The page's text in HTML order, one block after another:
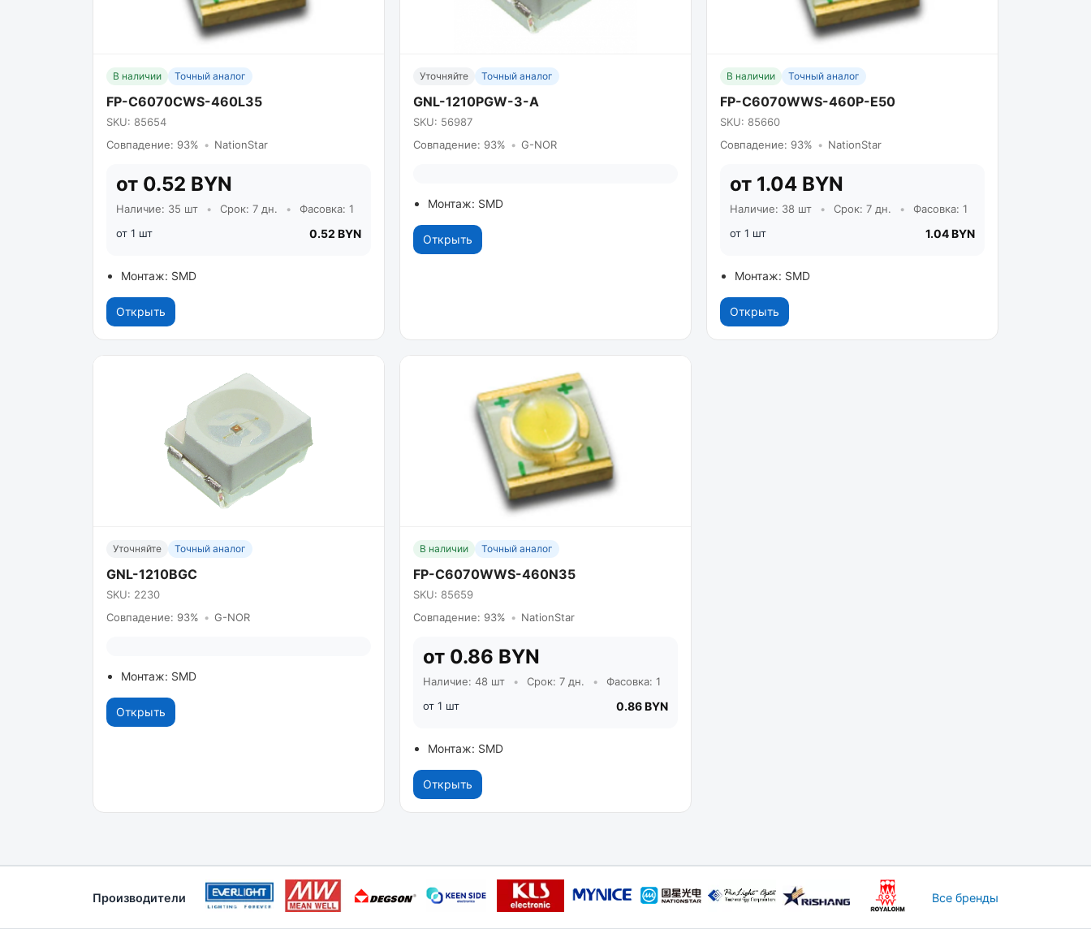
В наличии Точный аналог
FP-C6070CWS-460L35
SKU: 85654
Совпадение: 93% • NationStar
от 0.52 BYN
Наличие: 35 шт • Срок: 7 дн. •
Фасовка: 1
от 1 шт
0.52 BYN
Монтаж: SMD
Открыть
Уточняйте Точный аналог
GNL-1210PGW-3-A
SKU: 56987
Совпадение: 93% • G-NOR
Монтаж: SMD
Открыть
В наличии Точный аналог
FP-C6070WWS-460P-E50
SKU: 85660
Совпадение: 93% • NationStar
от 1.04 BYN
Наличие: 38 шт • Срок: 7 дн. •
Фасовка: 1
от 1 шт
1.04 BYN
Монтаж: SMD
Открыть
Уточняйте Точный аналог
GNL-1210BGC
SKU: 2230
Совпадение: 93% • G-NOR
Монтаж: SMD
Открыть
В наличии Точный аналог
FP-C6070WWS-460N35
SKU: 85659
Совпадение: 93% • NationStar
от 0.86 BYN
Наличие: 48 шт • Срок: 7 дн. •
Фасовка: 1
от 1 шт
0.86 BYN
Монтаж: SMD
Открыть
Производители Все бренды